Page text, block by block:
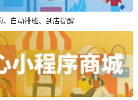
、自动排班、到店提醒